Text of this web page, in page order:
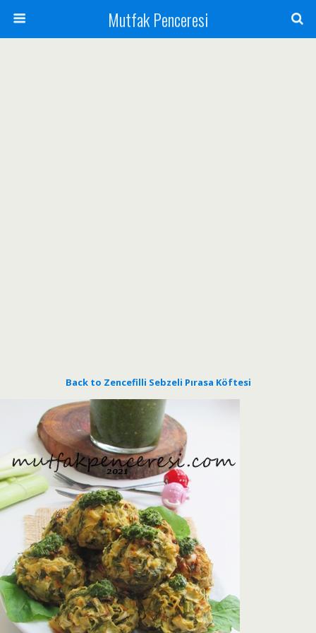
Mutfak Penceresi
Back to Zencefilli Sebzeli Pırasa Köftesi